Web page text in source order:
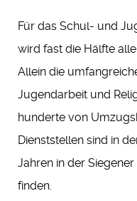
Für das Schul- und
wird fast die Hälfte
Allein die
Jugendarbeit und
hunderte von
Dienststellen sind in
Jahren in der
finden.